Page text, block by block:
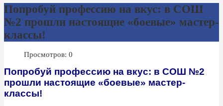
Попробуй профессию на вкус: в СОШ
№2 прошли настоящие «боевые» мастер-
классы!
Просмотров: 0
Попробуй профессию на вкус: в СОШ №2
прошли настоящие «боевые» мастер-
классы!